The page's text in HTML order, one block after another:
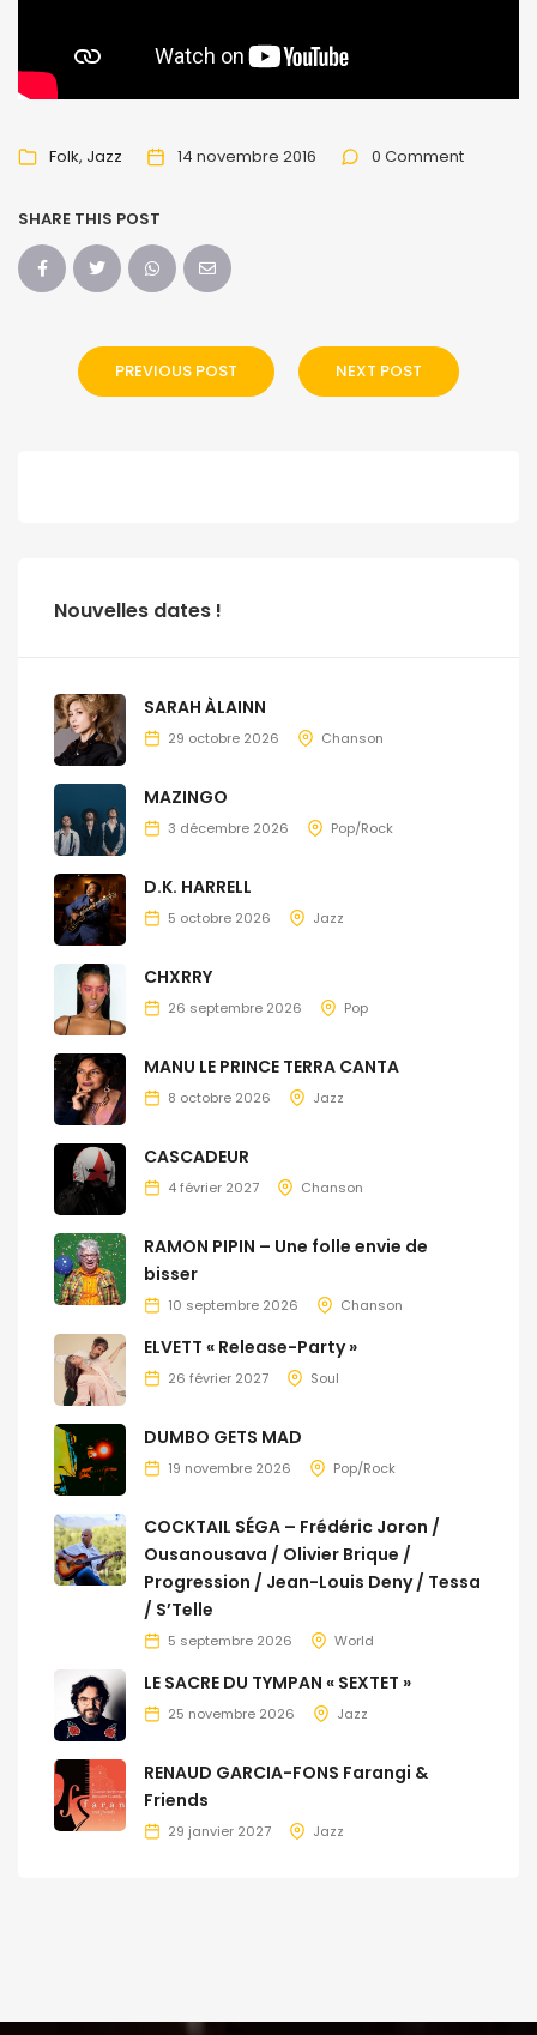
Folk Jazz 14 novembre 2016 0 Comment
SHARE THIS POST
PREVIOUS POST NEXT POST
Nouvelles dates !
SARAH ÀLAINN
29 octobre 2026 Chanson
MAZINGO
3 décembre 2026 Pop/Rock
D.K. HARRELL
5 octobre 2026 Jazz
CHXRRY
26 septembre 2026 Pop
MANU LE PRINCE TERRA CANTA
8 octobre 2026 Jazz
CASCADEUR
4 février 2027 Chanson
RAMON PIPIN – Une folle envie de
bisser
10 septembre 2026 Chanson
ELVETT « Release-Party »
26 février 2027 Soul
DUMBO GETS MAD
19 novembre 2026 Pop/Rock
COCKTAIL SÉGA – Frédéric Joron /
Ousanousava / Olivier Brique /
Progression / Jean-Louis Deny / Tessa
/ S’Telle
5 septembre 2026 World
LE SACRE DU TYMPAN « SEXTET »
25 novembre 2026 Jazz
RENAUD GARCIA-FONS Farangi &
Friends
29 janvier 2027 Jazz